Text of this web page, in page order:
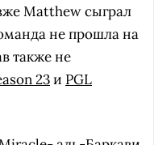
Matthew сыграл
не прошла на
также не
23и PGL